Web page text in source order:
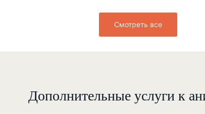
Смотреть все
Дополнительные услуги к